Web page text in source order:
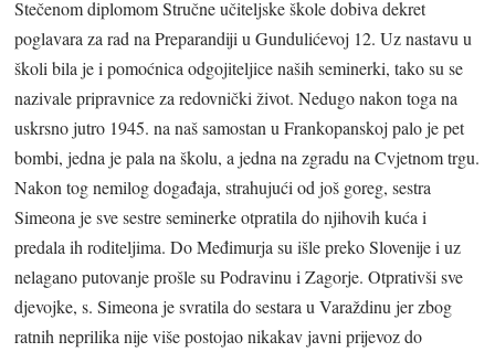
Stečenom diplomom Stručne učiteljske škole dobiva dekret
poglavara za rad na Preparandiji u Gundulićevoj 12. Uz nastavu u
školi bila je i pomoćnica odgojiteljice naših seminerki, tako su se
nazivale pripravnice za redovnički život. Nedugo nakon toga na
uskrsno jutro 1945. na naš samostan u Frankopanskoj palo je pet
bombi, jedna je pala na školu, a jedna na zgradu na Cvjetnom trgu.
Nakon tog nemilog događaja, strahujući od još goreg, sestra
Simeona je sve sestre seminerke otpratila do njihovih kuća i
predala ih roditeljima. Do Međimurja su išle preko Slovenije i uz
nelagano putovanje prošle su Podravinu i Zagorje. Otprativši sve
djevojke, s. Simeona je svratila do sestara u Varaždinu jer zbog
ratnih neprilika nije više postojao nikakav javni prijevoz do